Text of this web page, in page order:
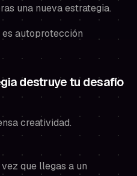
una nueva estrategia.
es autoprotección
destruye tu desafío
creatividad.
que llegas a un